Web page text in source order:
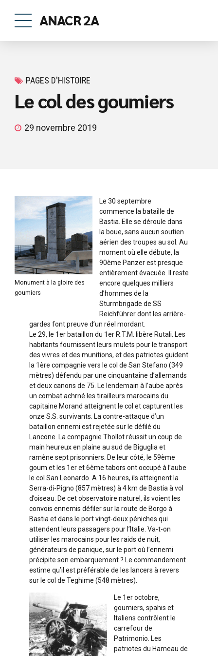
ANACR 2A
PAGES D'HISTOIRE
Le col des goumiers
29 novembre 2019
Monument à la gloire des
goumiers
Le 30 septembre
commence la bataille de
Bastia. Elle se déroule dans
la boue, sans aucun soutien
aérien des troupes au sol. Au
moment où elle débute, la
90ème Panzer est presque
entièrement évacuée. Il reste
encore quelques milliers
d’hommes de la
Sturmbrigade de SS
Reichführer dont les arrière-
gardes font preuve d’un réel mordant.
Le 29, le 1er bataillon du 1er R.T.M. libère Rutali. Les
habitants fournissent leurs mulets pour le transport
des vivres et des munitions, et des patriotes guident
la 1ère compagnie vers le col de San Stefano (349
mètres) défendu par une cinquantaine d’allemands
et deux canons de 75. Le lendemain à l’aube après
un combat achrné les tirailleurs marocains du
capitaine Morand atteignent le col et capturent les
onze S.S. survivants. La contre-attaque d’un
bataillon ennemi est rejetée sur le défilé du
Lancone. La compagnie Thollot réussit un coup de
main heureux en plaine au sud de Biguglia et
ramène sept prisonniers. De leur côté, le 59ème
goum et les 1er et 6ème tabors ont occupé à l’aube
le col San Leonardo. A 16 heures, ils atteignent la
Serra-di-Pigno (857 mètres) à 4 km de Bastia à vol
d’oiseau. De cet observatoire naturel, ils voient les
convois ennemis défiler sur la route de Borgo à
Bastia et dans le port vingt-deux péniches qui
attendent leurs passagers pour l’Italie. Va-t-on
utiliser les marocains pour les raids de nuit,
générateurs de panique, sur le port où l’ennemi
précipite son embarquement ? Le commandement
estime qu’il est préférable de les lancers à revers
sur le col de Teghime (548 mètres).
Le 1er octobre,
goumiers, spahis et
Italiens contrôlent le
carrefour de
Patrimonio. Les
patriotes du Hameau de